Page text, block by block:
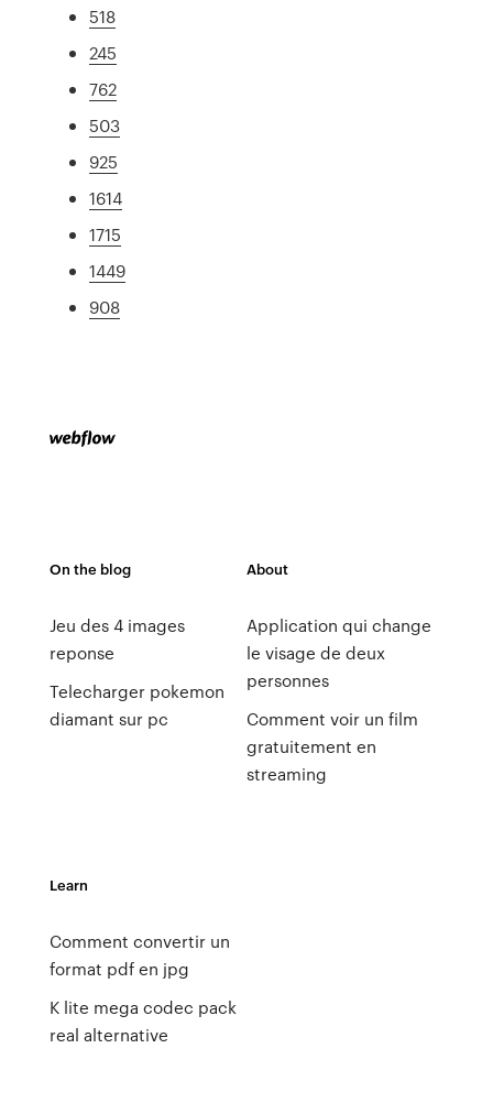
518
245
762
503
925
1614
1715
1449
908
On the blog
Jeu des 4 images
reponse
Telecharger pokemon
diamant sur pc
About
Application qui change
le visage de deux
personnes
Comment voir un film
gratuitement en
streaming
Learn
Comment convertir un
format pdf en jpg
K lite mega codec pack
real alternative